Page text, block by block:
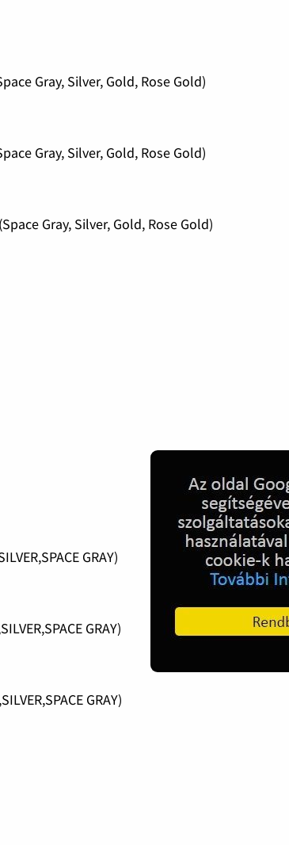
Gray, Silver, Gold, Rose Gold)
Gray, Silver, Gold, Rose Gold)
Gray, Silver, Gold, Rose Gold)
GRAY)
GRAY)
GRAY)